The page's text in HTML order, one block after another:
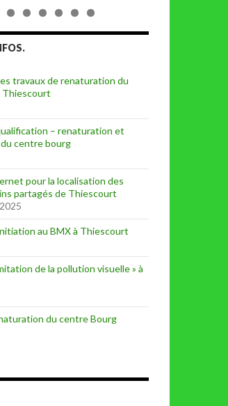
travaux de renaturation du
Thiescourt
– renaturation et
centre bourg
pour la localisation des
partagés de Thiescourt
au BMX à Thiescourt
de la pollution visuelle » à
du centre Bourg